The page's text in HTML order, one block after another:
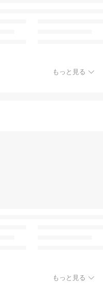
もっと見る
もっと見る